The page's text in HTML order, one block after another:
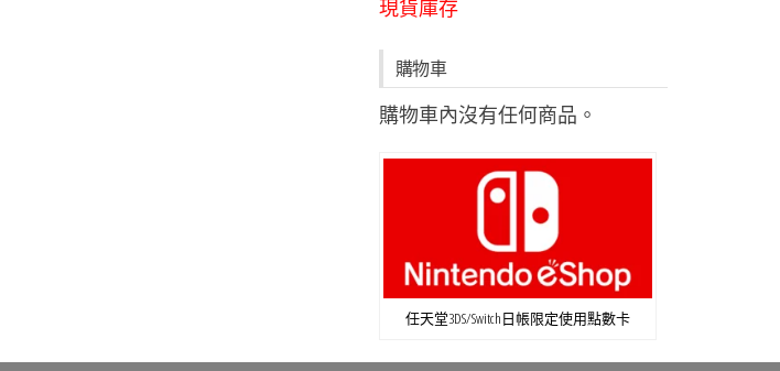
現貨庫存
購物車
購物車內沒有任何商品。
任天堂3DS/Switch日帳限定使用點數卡